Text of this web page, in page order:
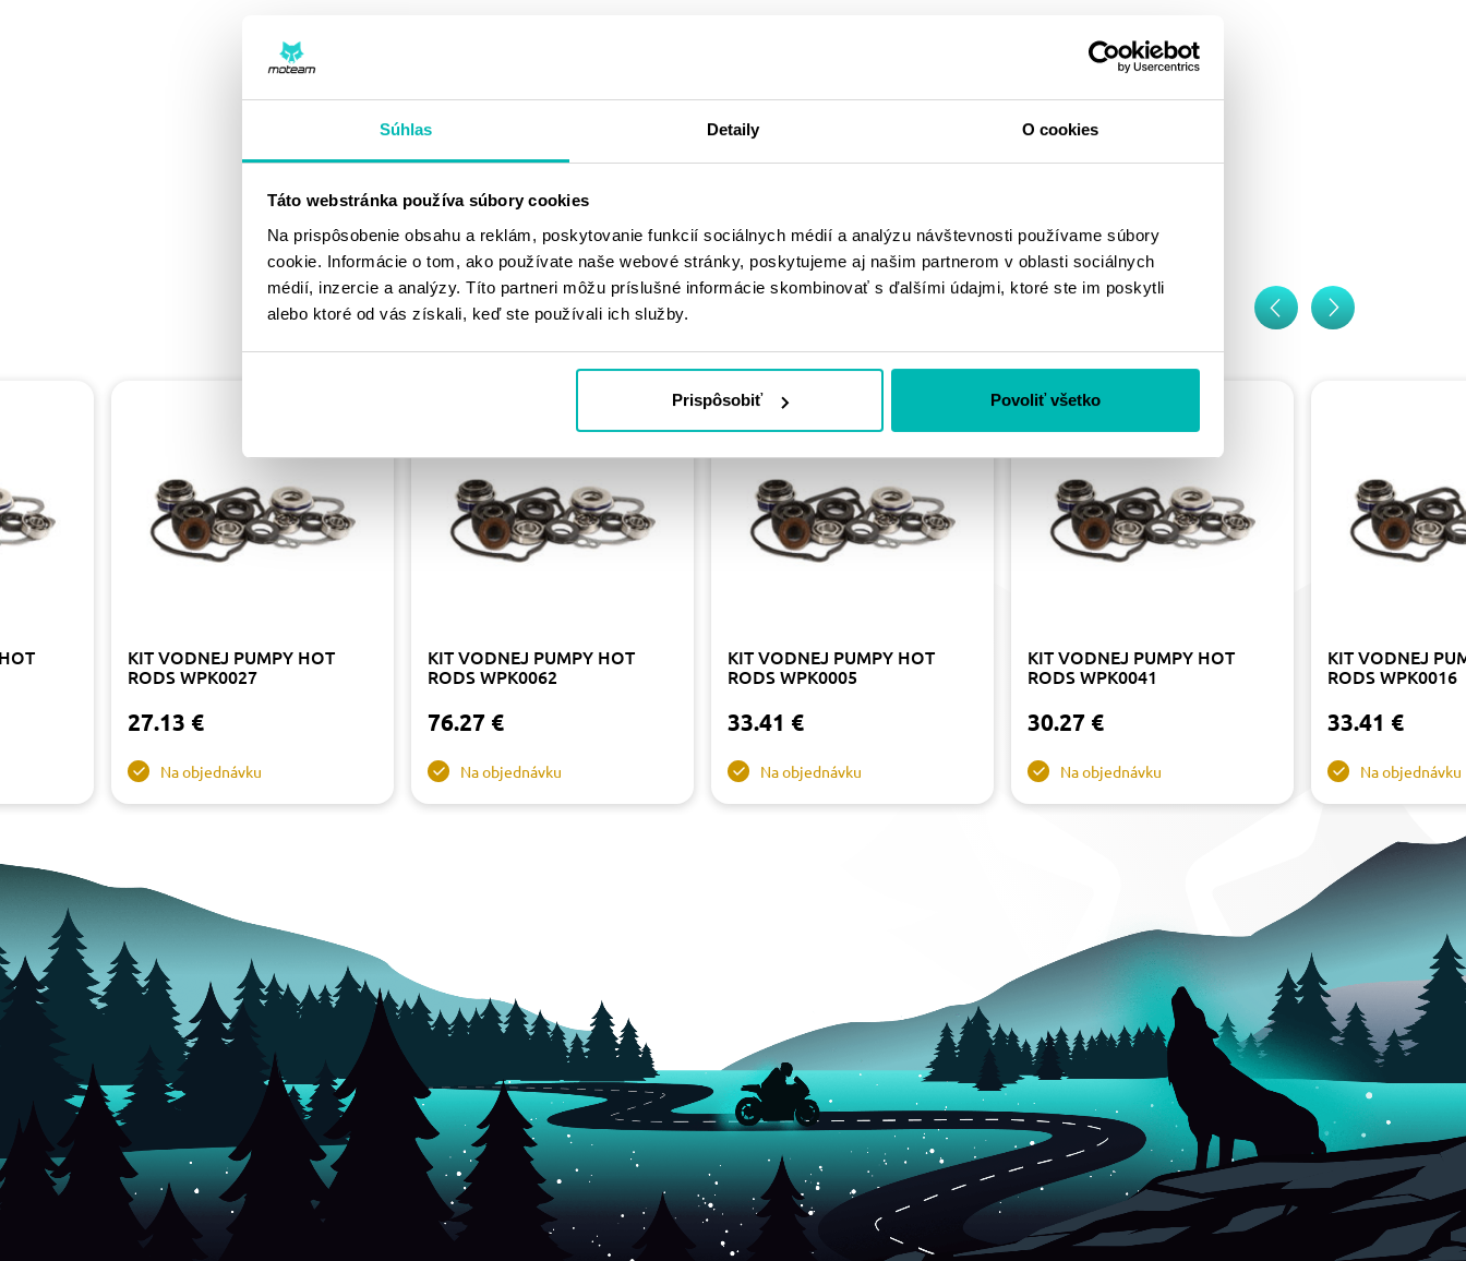
Súhlas Detaily O cookies
Táto webstránka používa súbory cookies
Na prispôsobenie obsahu a reklám, poskytovanie funkcií sociálnych médií a analýzu návštevnosti používame súbory
cookie. Informácie o tom, ako používate naše webové stránky, poskytujeme aj našim partnerom v oblasti sociálnych
médií, inzercie a analýzy. Títo partneri môžu príslušné informácie skombinovať s ďalšími údajmi, ktoré ste im poskytli
alebo ktoré od vás získali, keď ste používali ich služby.
Prispôsobiť Povoliť všetko
VÁM PÁČIŤ
PODOBNÉ
PRODUKTY
KIT VODNEJ PUMPY HOT
RODS WPK0027
27.13 €
Na objednávku
KIT VODNEJ PUMPY HOT
RODS WPK0062
76.27 €
Na objednávku
KIT VODNEJ PUMPY HOT
RODS WPK0005
33.41 €
Na objednávku
KIT VODNEJ PUMPY HOT
RODS WPK0041
30.27 €
Na objednávku
KIT VODNEJ
RODS WPK0016
33.41 €
Na objednávku